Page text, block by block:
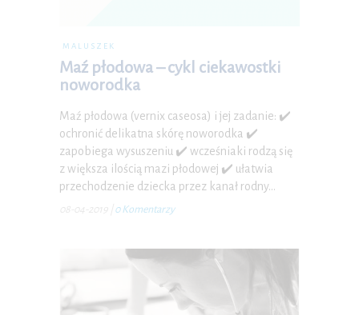
MALUSZEK
Maź płodowa – cykl ciekawostki
noworodka
Maź płodowa (vernix caseosa) i jej zadanie: ✔️
ochronić delikatna skórę noworodka ✔️
zapobiega wysuszeniu ✔️ wcześniaki rodzą się
z większa ilością mazi płodowej ✔️ ułatwia
przechodzenie dziecka przez kanał rodny…
08-04-2019 0 Komentarzy